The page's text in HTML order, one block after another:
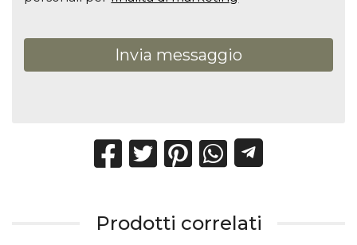
Invia messaggio
Prodotti correlati